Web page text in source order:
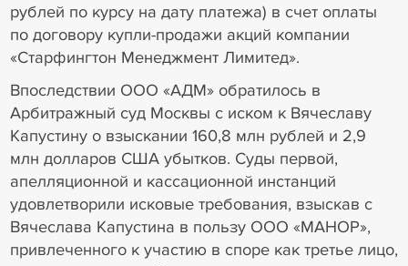
рублей по курсу на дату платежа) в счет оплаты
по договору купли-продажи акций компании
«Старфингтон Менеджмент Лимитед».
Впоследствии ООО «АДМ» обратилось в
Арбитражный суд Москвы с иском к Вячеславу
Капустину о взыскании 160,8 млн рублей и 2,9
млн долларов США убытков. Суды первой,
апелляционной и кассационной инстанций
удовлетворили исковые требования, взыскав с
Вячеслава Капустина в пользу ООО «МАНОР»,
привлеченного к участию в споре как третье лицо,